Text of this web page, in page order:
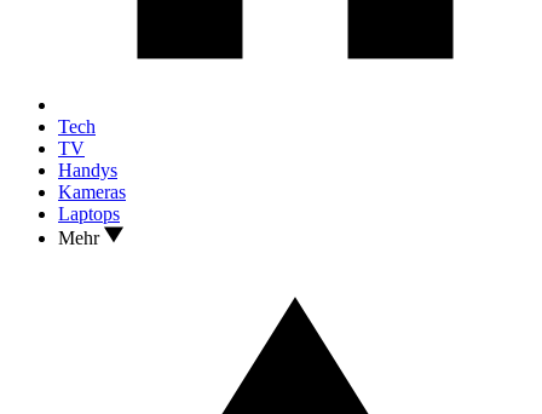
Tech
TV
Handys
Kameras
Laptops
Mehr